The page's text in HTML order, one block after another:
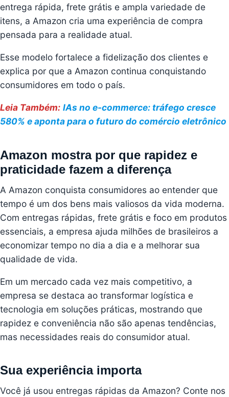
entrega rápida, frete grátis e ampla variedade de
itens, a Amazon cria uma experiência de compra
pensada para a realidade atual.
Esse modelo fortalece a fidelização dos clientes e
explica por que a Amazon continua conquistando
consumidores em todo o país.
Leia Também: IAs no e-commerce: tráfego cresce
580% e aponta para o futuro do comércio eletrônico
Amazon mostra por que rapidez e
praticidade fazem a diferença
A Amazon conquista consumidores ao entender que
tempo é um dos bens mais valiosos da vida moderna.
Com entregas rápidas, frete grátis e foco em produtos
essenciais, a empresa ajuda milhões de brasileiros a
economizar tempo no dia a dia e a melhorar sua
qualidade de vida.
Em um mercado cada vez mais competitivo, a
empresa se destaca ao transformar logística e
tecnologia em soluções práticas, mostrando que
rapidez e conveniência não são apenas tendências,
mas necessidades reais do consumidor atual.
Sua experiência importa
Você já usou entregas rápidas da Amazon? Conte nos